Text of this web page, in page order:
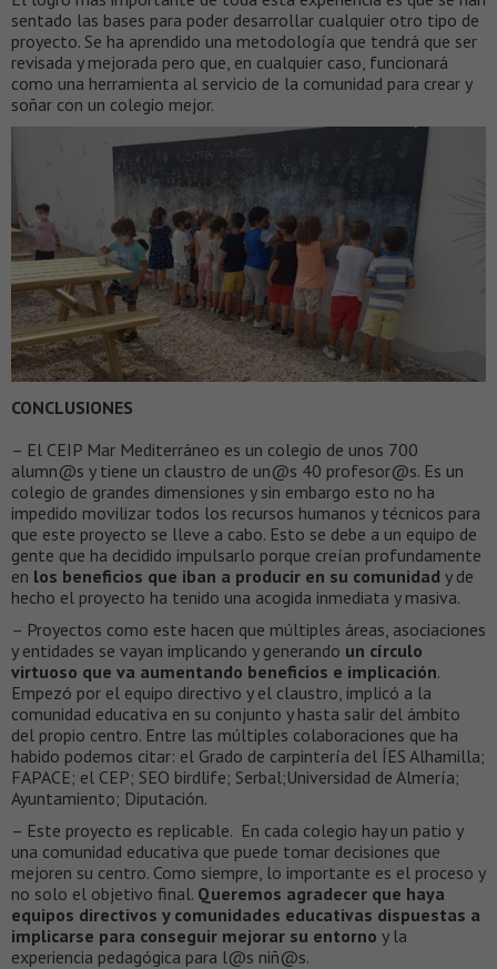
sentado las bases para poder desarrollar cualquier otro tipo de
proyecto. Se ha aprendido una metodología que tendrá que ser
revisada y mejorada pero que, en cualquier caso, funcionará
como una herramienta al servicio de la comunidad para crear y
soñar con un colegio mejor.
CONCLUSIONES
– El CEIP Mar Mediterráneo es un colegio de unos 700
alumn@s y tiene un claustro de un@s 40 profesor@s. Es un
colegio de grandes dimensiones y sin embargo esto no ha
impedido movilizar todos los recursos humanos y técnicos para
que este proyecto se lleve a cabo. Esto se debe a un equipo de
gente que ha decidido impulsarlo porque creían profundamente
en los beneficios que iban a producir en su comunidad y de
hecho el proyecto ha tenido una acogida inmediata y masiva.
– Proyectos como este hacen que múltiples áreas, asociaciones
y entidades se vayan implicando y generando un círculo
virtuoso que va aumentando beneficios e implicación.
Empezó por el equipo directivo y el claustro, implicó a la
comunidad educativa en su conjunto y hasta salir del ámbito
del propio centro. Entre las múltiples colaboraciones que ha
habido podemos citar: el Grado de carpintería del ÍES Alhamilla;
FAPACE; el CEP; SEO birdlife; Serbal;Universidad de Almería;
Ayuntamiento; Diputación.
– Este proyecto es replicable. En cada colegio hay un patio y
una comunidad educativa que puede tomar decisiones que
mejoren su centro. Como siempre, lo importante es el proceso y
no solo el objetivo final. Queremos agradecer que haya
equipos directivos y comunidades educativas dispuestas a
implicarse para conseguir mejorar su entorno y la
experiencia pedagógica para l@s niñ@s.